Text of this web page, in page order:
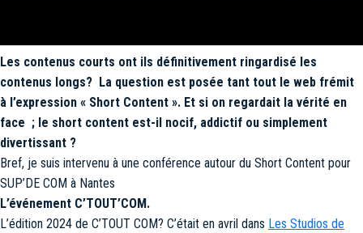
Les contenus courts ont ils définitivement ringardisé les
contenus longs? La question est posée tant tout le web frémit
à l’expression « Short Content ». Et si on regardait la vérité en
face ; le short content est-il nocif, addictif ou simplement
divertissant ?
Bref, je suis intervenu à une conférence autour du Short Content pour
SUP’DE COM à Nantes
L’événement C’TOUT’COM.
L’édition 2024 de C’TOUT COM? C’était en avril dans Les Studios de